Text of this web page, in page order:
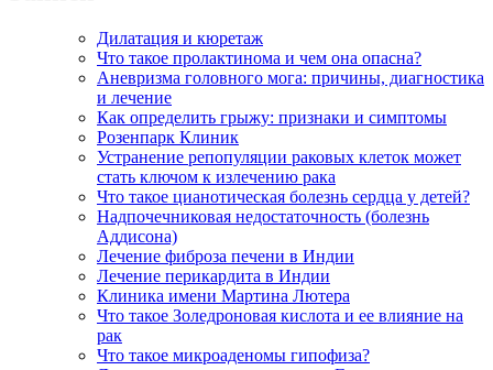
Дилатация и кюретаж
Что такое пролактинома и чем она опасна?
Аневризма головного мога: причины, диагностика
и лечение
Как определить грыжу: признаки и симптомы
Розенпарк Клиник
Устранение репопуляции раковых клеток может
стать ключом к излечению рака
Что такое цианотическая болезнь сердца у детей?
Надпочечниковая недостаточность (болезнь
Аддисона)
Лечение фиброза печени в Индии
Лечение перикардита в Индии
Клиника имени Мартина Лютера
Что такое Золедроновая кислота и ее влияние на
рак
Что такое микроаденомы гипофиза?